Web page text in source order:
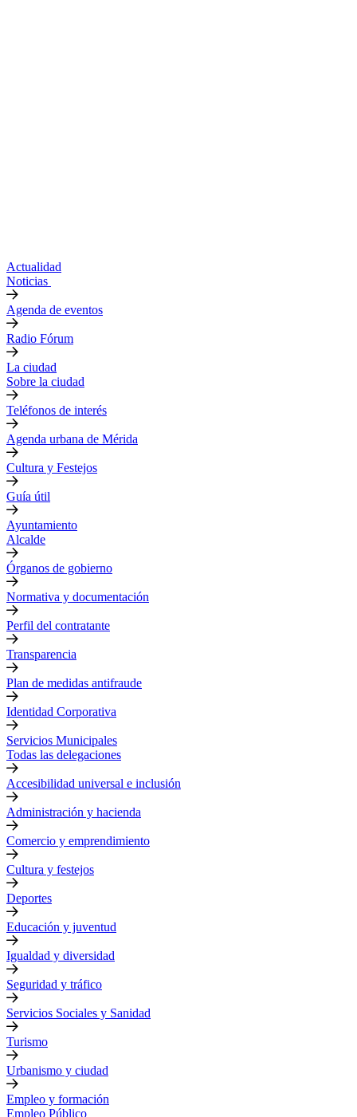
Actualidad
Noticias
Agenda de eventos
Radio Fórum
La ciudad
Sobre la ciudad
Teléfonos de interés
Agenda urbana de Mérida
Cultura y Festejos
Guía útil
Ayuntamiento
Alcalde
Órganos de gobierno
Normativa y documentación
Perfil del contratante
Transparencia
Plan de medidas antifraude
Identidad Corporativa
Servicios Municipales
Todas las delegaciones
Accesibilidad universal e inclusión
Administración y hacienda
Comercio y emprendimiento
Cultura y festejos
Deportes
Educación y juventud
Igualdad y diversidad
Seguridad y tráfico
Servicios Sociales y Sanidad
Turismo
Urbanismo y ciudad
Empleo y formación
Empleo Público